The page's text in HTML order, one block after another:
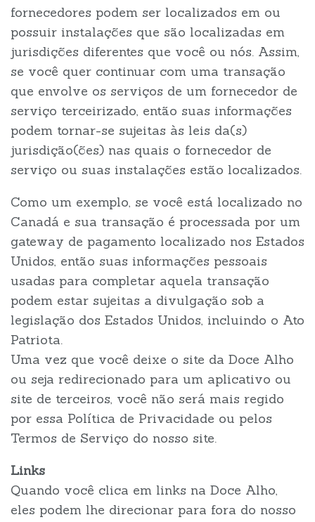
fornecedores podem ser localizados em ou
possuir instalações que são localizadas em
jurisdições diferentes que você ou nós. Assim,
se você quer continuar com uma transação
que envolve os serviços de um fornecedor de
serviço terceirizado, então suas informações
podem tornar-se sujeitas às leis da(s)
jurisdição(ões) nas quais o fornecedor de
serviço ou suas instalações estão localizados.
Como um exemplo, se você está localizado no
Canadá e sua transação é processada por um
gateway de pagamento localizado nos Estados
Unidos, então suas informações pessoais
usadas para completar aquela transação
podem estar sujeitas a divulgação sob a
legislação dos Estados Unidos, incluindo o Ato
Patriota.
Uma vez que você deixe o site da Doce Alho
ou seja redirecionado para um aplicativo ou
site de terceiros, você não será mais regido
por essa Política de Privacidade ou pelos
Termos de Serviço do nosso site.
Links
Quando você clica em links na Doce Alho,
eles podem lhe direcionar para fora do nosso